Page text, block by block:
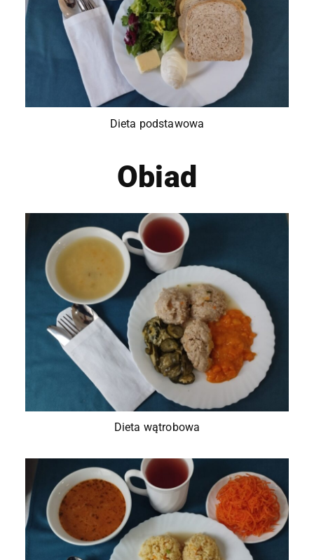
Dieta podstawowa
Obiad
Dieta wątrobowa